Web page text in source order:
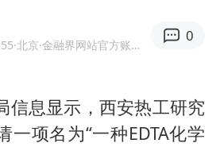
韩军前线部队连曝丑闻
《龙餐馆》 冲奖
笔试第一被劝弃考涉事副校长被撤职
·北京 ·金融界网站官方账号 优质财经领域创作者
0
信息显示，西安热工研究
一项名为“一种EDTA化学